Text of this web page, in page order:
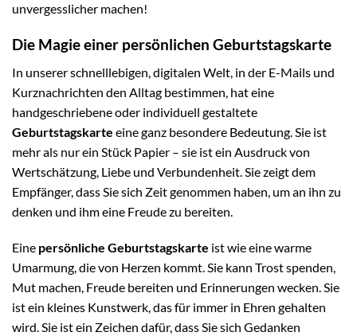
unvergesslicher machen!
Die Magie einer persönlichen Geburtstagskarte
In unserer schnelllebigen, digitalen Welt, in der E-Mails und
Kurznachrichten den Alltag bestimmen, hat eine
handgeschriebene oder individuell gestaltete
Geburtstagskarte eine ganz besondere Bedeutung. Sie ist
mehr als nur ein Stück Papier – sie ist ein Ausdruck von
Wertschätzung, Liebe und Verbundenheit. Sie zeigt dem
Empfänger, dass Sie sich Zeit genommen haben, um an ihn zu
denken und ihm eine Freude zu bereiten.
Eine persönliche Geburtstagskarte ist wie eine warme
Umarmung, die von Herzen kommt. Sie kann Trost spenden,
Mut machen, Freude bereiten und Erinnerungen wecken. Sie
ist ein kleines Kunstwerk, das für immer in Ehren gehalten
wird. Sie ist ein Zeichen dafür, dass Sie sich Gedanken